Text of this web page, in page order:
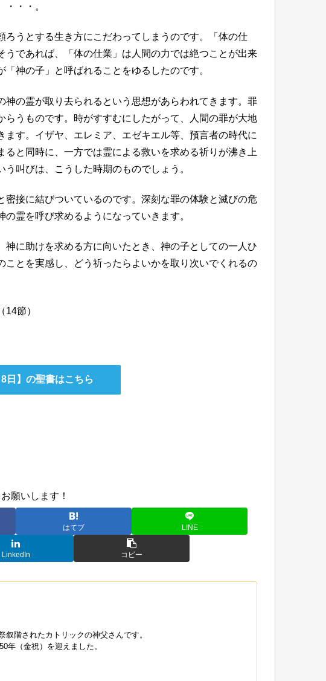
・・。
うとする生き方にこだわってしまうのです。「体の仕
であれば、「体の仕業」は人間の力では絶つことが出来
神の子」と呼ばれることをゆるしたのです。
の霊が取り去られるという思想があらわれてきます。罪
うものです。時がすすむにしたがって、人間の罪が大地
す。イザヤ、エレミア、エゼキエル等、預言者の時代に
と同時に、一方では霊による救いを求める祈りが沸き上
叫びは、こうした時期のものでしょう。
接に結びついているのです。深刻な罪の体験と滅びの危
霊を呼び求めるようになっていきます。
に助けを求める方に向いたとき、神の子としての一人ひ
とを実感し、どう祈ったらよいかを取り次いでくれるの
節）
日】の聖書はこちら
願いします！
はてブ LINE
LinkedIn コピー
叙階されたカトリックの神父さんです。
年（金祝）を迎えました。